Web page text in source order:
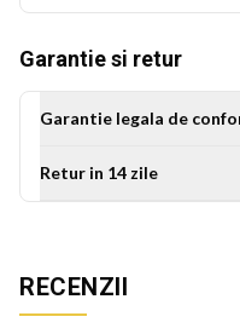
Este potrivita si ca idee de
gust estetic rafinat.
Garantie si retur
Garantie legala de
Retur in 14 zile
RECENZII